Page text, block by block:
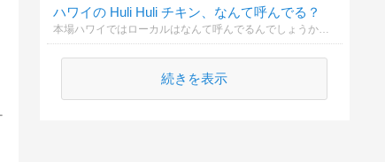
ハワイの Huli Huli チキン、なんて呼んでる？
続きを表示